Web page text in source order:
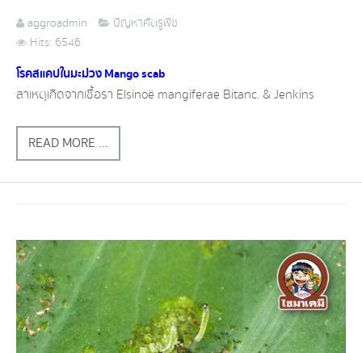
aggroadmin
ปัญหาศัตรูพืช
Hits: 6546
โรคสแคปในมะม่วง​ Mango scab
สาเหตุ​เกิดจาก​เชื้อ​รา​ Elsinoë​ mangiferae​ Bitanc.​ &​ Jenkins
READ MORE ...